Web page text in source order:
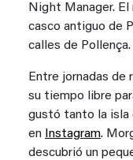
Night Manager. El
casco antiguo de
calles de Pollença.
Entre jornadas de
su tiempo libre
gustó tanto la isla
en Instagram.
descubrió un